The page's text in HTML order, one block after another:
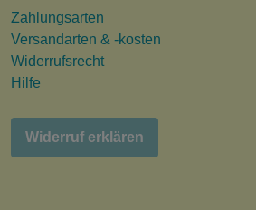
Zahlungsarten
Versandarten & -kosten
Widerrufsrecht
Hilfe
Widerruf erklären